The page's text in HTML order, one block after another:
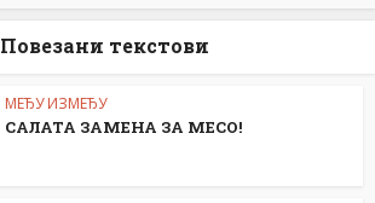
Повезани текстови
МЕЂУ ИЗМЕЂУ
САЛАТА ЗАМЕНА ЗА МЕСО!